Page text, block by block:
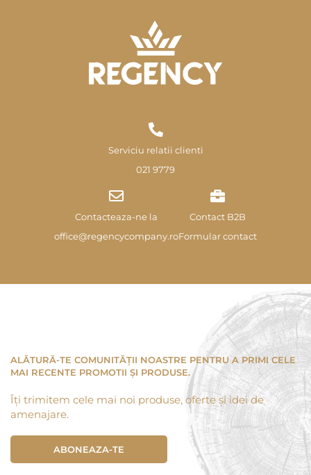
Serviciu relatii clienti
021 9779
Contacteaza-ne la
office@regencycompany.ro
Contact B2B
Formular contact
ALĂTURĂ-TE COMUNITĂȚII NOASTRE PENTRU A PRIMI CELE
MAI RECENTE PROMOTII ȘI PRODUSE.
Îți trimitem cele mai noi produse, oferte și idei de
amenajare.
ABONEAZA-TE